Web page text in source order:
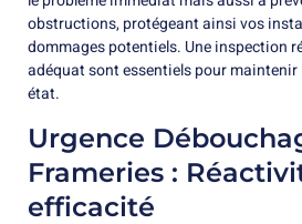
obstructions, protégeant ainsi vos
dommages potentiels. Une inspection
adéquat sont essentiels pour maintenir
état.
Urgence
Frameries :
efficacité